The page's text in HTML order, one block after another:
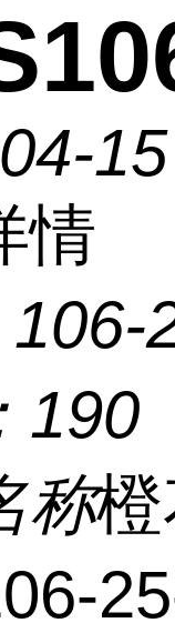
15
情
106-
190
称